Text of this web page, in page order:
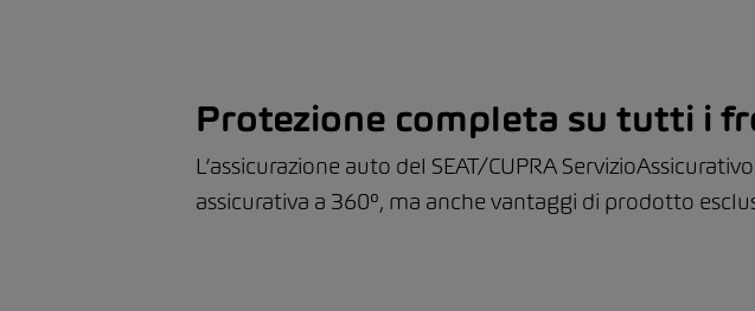
Protezione completa su tutti i
L’assicurazione auto del SEAT/CUPRA
assicurativa a 360°, ma anche vantaggi di prodotto